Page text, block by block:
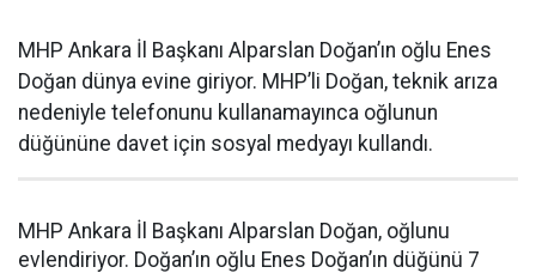
MHP Ankara İl Başkanı Alparslan Doğan’ın oğlu Enes
Doğan dünya evine giriyor. MHP’li Doğan, teknik arıza
nedeniyle telefonunu kullanamayınca oğlunun
düğününe davet için sosyal medyayı kullandı.
MHP Ankara İl Başkanı Alparslan Doğan, oğlunu
evlendiriyor. Doğan’ın oğlu Enes Doğan’ın düğünü 7